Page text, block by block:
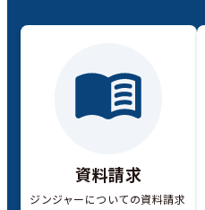
資料請求
ジンジャーについての資料請求